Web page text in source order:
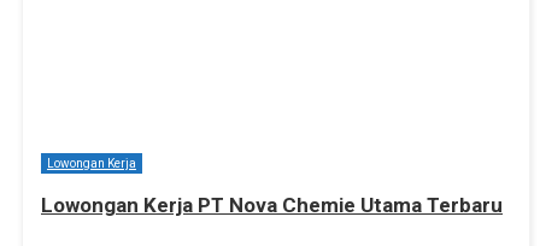
Lowongan Kerja
Lowongan Kerja PT Nova Chemie Utama Terbaru